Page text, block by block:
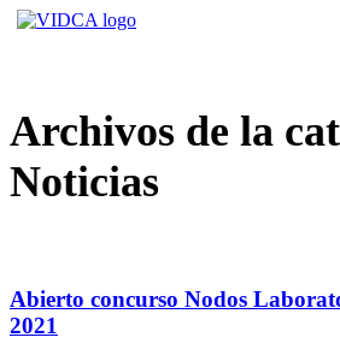
Saltar
Archivos de la
Noticias
Abierto concurso Nodos
2021